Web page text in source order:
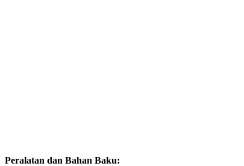
Peralatan dan Bahan Baku: